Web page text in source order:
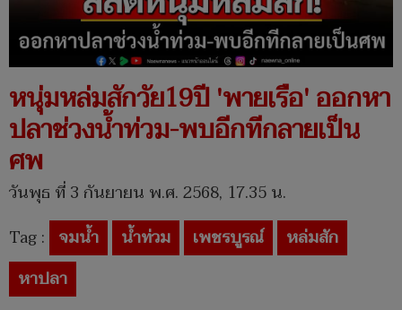
หนุ่มหล่มสักวัย19ปี 'พายเรือ' ออกหา
ปลาช่วงน้ำท่วม-พบอีกทีกลายเป็น
ศพ
วันพุธ ที่ 3 กันยายน พ.ศ. 2568, 17.35 น.
Tag : จมน้ำ น้ำท่วม เพชรบูรณ์
หล่มสัก
หาปลา